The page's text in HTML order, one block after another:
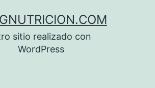
sitio realizado con
WordPress